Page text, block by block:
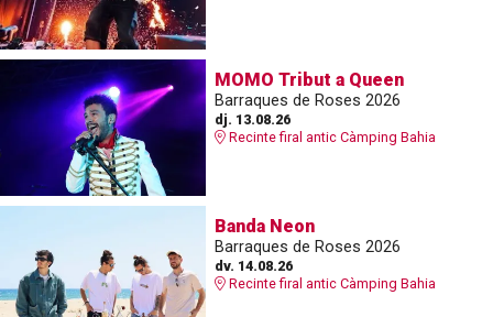
MOMO Tribut a Queen
Barraques de Roses 2026
dj. 13.08.26
Recinte firal antic Càmping Bahia
Banda Neon
Barraques de Roses 2026
dv. 14.08.26
Recinte firal antic Càmping Bahia